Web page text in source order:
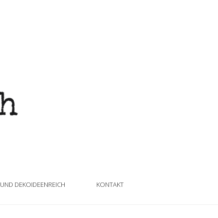
DEKOIDEENREICH KONTAKT